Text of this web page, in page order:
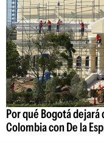
Por qué Bogotá
Colombia con De la